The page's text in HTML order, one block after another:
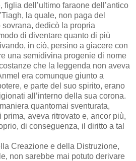
figlia dell’ultimo faraone dell’antico
la quale, non paga del
dedicò la propria
di diventare quanto di più
in ciò, persino a giacere con
una semidivina progenie di nome
che la leggenda non aveva
era comunque giunto a
e parte del suo spirito, erano
all’interno della sua corona.
quantomai sventurata,
prima, aveva ritrovato e, ancor più,
di conseguenza, il diritto a tal
Creazione e della Distruzione,
non sarebbe mai potuto derivare